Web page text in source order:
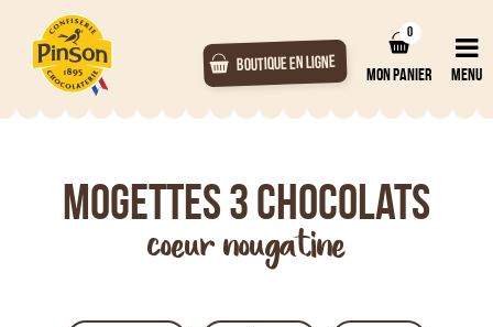
BOUTIQUE EN LIGNE
MON PANIER
0
MENU
Mogettes 3 chocolats
coeur nougatine